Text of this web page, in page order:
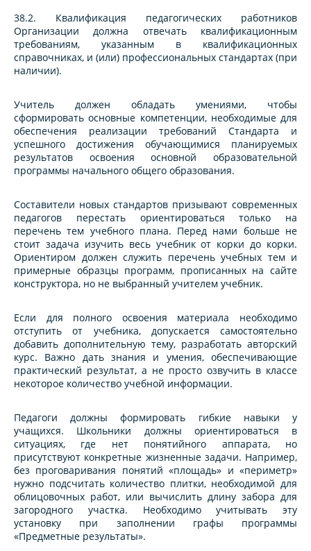
38.2. Квалификация педагогических работников
Организации должна отвечать квалификационным
требованиям, указанным в квалификационных
справочниках, и (или) профессиональных стандартах (при
наличии).
Учитель должен обладать умениями, чтобы
сформировать основные компетенции, необходимые для
обеспечения реализации требований Стандарта и
успешного достижения обучающимися планируемых
результатов освоения основной образовательной
программы начального общего образования.
Составители новых стандартов призывают современных
педагогов перестать ориентироваться только на
перечень тем учебного плана. Перед нами больше не
стоит задача изучить весь учебник от корки до корки.
Ориентиром должен служить перечень учебных тем и
примерные образцы программ, прописанных на сайте
конструктора, но не выбранный учителем учебник.
Если для полного освоения материала необходимо
отступить от учебника, допускается самостоятельно
добавить дополнительную тему, разработать авторский
курс. Важно дать знания и умения, обеспечивающие
практический результат, а не просто озвучить в классе
некоторое количество учебной информации.
Педагоги должны формировать гибкие навыки у
учащихся. Школьники должны ориентироваться в
ситуациях, где нет понятийного аппарата, но
присутствуют конкретные жизненные задачи. Например,
без проговаривания понятий «площадь» и «периметр»
нужно подсчитать количество плитки, необходимой для
облицовочных работ, или вычислить длину забора для
загородного участка. Необходимо учитывать эту
установку при заполнении графы программы
«Предметные результаты».